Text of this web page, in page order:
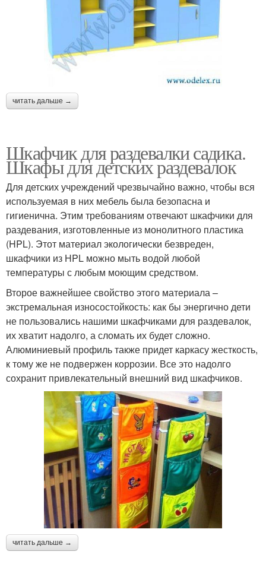
читать дальше →
Шкафчик для раздевалки садика.
Шкафы для детских раздевалок
Для детских учреждений чрезвычайно важно, чтобы вся
используемая в них мебель была безопасна и
гигиенична. Этим требованиям отвечают шкафчики для
раздевания, изготовленные из монолитного пластика
(HPL). Этот материал экологически безвреден,
шкафчики из HPL можно мыть водой любой
температуры с любым моющим средством.
Второе важнейшее свойство этого материала –
экстремальная износостойкость: как бы энергично дети
не пользовались нашими шкафчиками для раздевалок,
их хватит надолго, а сломать их будет сложно.
Алюминиевый профиль также придет каркасу жесткость,
к тому же не подвержен коррозии. Все это надолго
сохранит привлекательный внешний вид шкафчиков.
читать дальше →